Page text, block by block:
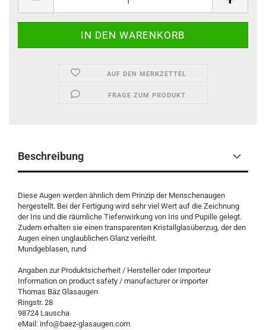
AUF DEN MERKZETTEL
FRAGE ZUM PRODUKT
Beschreibung
Diese Augen werden ähnlich dem Prinzip der Menschenaugen
hergestellt. Bei der Fertigung wird sehr viel Wert auf die Zeichnung
der Iris und die räumliche Tiefenwirkung von Iris und Pupille gelegt.
Zudem erhalten sie einen transparenten Kristallglasüberzug, der den
Augen einen unglaublichen Glanz verleiht.
Mundgeblasen, rund
Angaben zur Produktsicherheit / Hersteller oder Importeur
Information on product safety / manufacturer or importer
Thomas Bäz Glasaugen
Ringstr. 28
98724 Lauscha
eMail: info@baez-glasaugen.com